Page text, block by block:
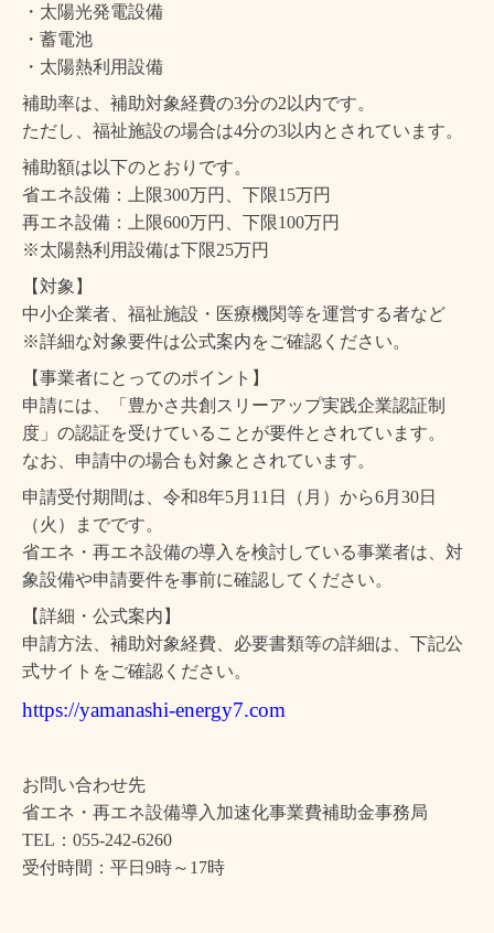
・太陽光発電設備
・蓄電池
・太陽熱利用設備
補助率は、補助対象経費の3分の2以内です。
ただし、福祉施設の場合は4分の3以内とされています。
補助額は以下のとおりです。
省エネ設備：上限300万円、下限15万円
再エネ設備：上限600万円、下限100万円
※太陽熱利用設備は下限25万円
【対象】
中小企業者、福祉施設・医療機関等を運営する者など
※詳細な対象要件は公式案内をご確認ください。
【事業者にとってのポイント】
申請には、「豊かさ共創スリーアップ実践企業認証制
度」の認証を受けていることが要件とされています。
なお、申請中の場合も対象とされています。
申請受付期間は、令和8年5月11日（月）から6月30日
（火）までです。
省エネ・再エネ設備の導入を検討している事業者は、対
象設備や申請要件を事前に確認してください。
【詳細・公式案内】
申請方法、補助対象経費、必要書類等の詳細は、下記公
式サイトをご確認ください。
https://yamanashi-energy7.com
お問い合わせ先
省エネ・再エネ設備導入加速化事業費補助金事務局
TEL：055-242-6260
受付時間：平日9時～17時